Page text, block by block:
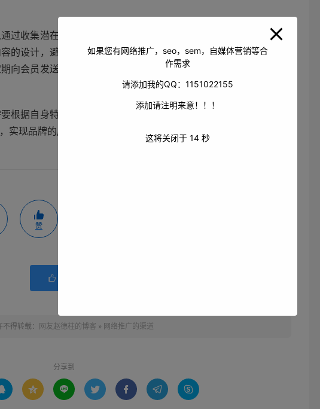
过收集潜在客户的邮箱地址，定期发送有针对性的邮件，介绍新产
的设计，避免过度推销，保持简洁明了、有吸引力，提高邮件的打
向会员发送新品推荐邮件，同时附上专属的折扣码，吸引会员购买
根据自身特点和目标受众，选择合适的推广方式，并不断创新和优
实现品牌的成长和业务的发展。
赞

得转载： 网友赵德柱的博客 » 网络推广的渠道
分享到
     
如果您有网络推广，seo，sem，自媒体营销等合
作需求
请添加我的QQ：1151022155
添加请注明来意！！！
这将关闭于 13 秒